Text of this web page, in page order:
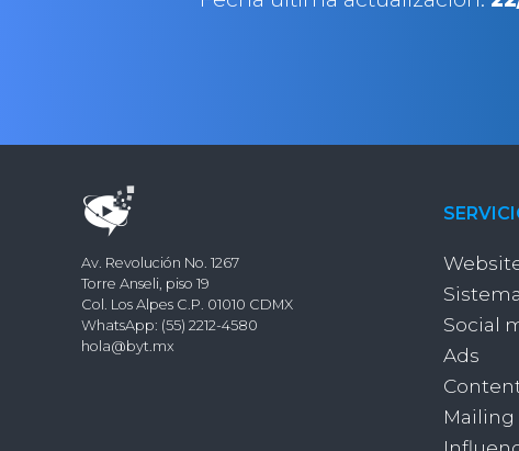
Av. Revolución No. 1267
Torre Anseli, piso 19
Col. Los Alpes C.P. 01010 CDMX
WhatsApp: (55) 2212-4580
hola@byt.mx
Social
Ads
Mailing